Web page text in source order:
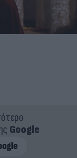
Google